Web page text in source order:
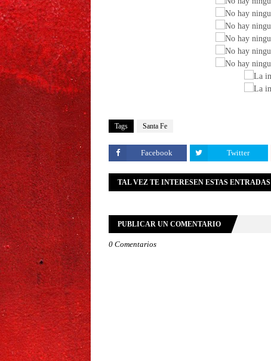
Tags Santa Fe
Facebook Twitter
TAL VEZ TE INTERESEN ESTAS ENTRADAS
PUBLICAR UN COMENTARIO
0 Comentarios